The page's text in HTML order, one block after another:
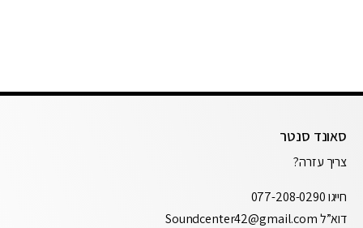
סאונד סנטר
צריך עזרה?
חייגו077-208-0290
דוא”ל